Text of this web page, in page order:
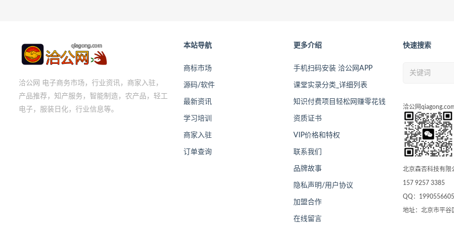
洽公网 电子商务市场，行业资讯，商家入驻，
产品推荐，知产服务，智能制造，农产品，轻工
电子，服装日化，行业信息等。
本站导航
商标市场
源码/软件
最新资讯
学习培训
商家入驻
订单查询
更多介绍
手机扫码安装 洽公网APP
课堂实录分类_详细列表
知识付费项目轻松网赚零花钱
资质证书
VIP价格和特权
联系我们
品牌故事
隐私声明/用户协议
加盟合作
在线留言
快速搜索
洽公网
北京森否科技有限
157 9257 3385
QQ：1990556605
地址：北京市平谷